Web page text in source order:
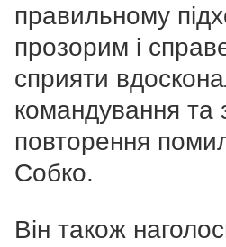
правильному
прозорим і
сприяти
командування
повторення
Собко.
Він також